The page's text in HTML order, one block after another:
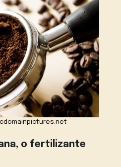
o fertilizante